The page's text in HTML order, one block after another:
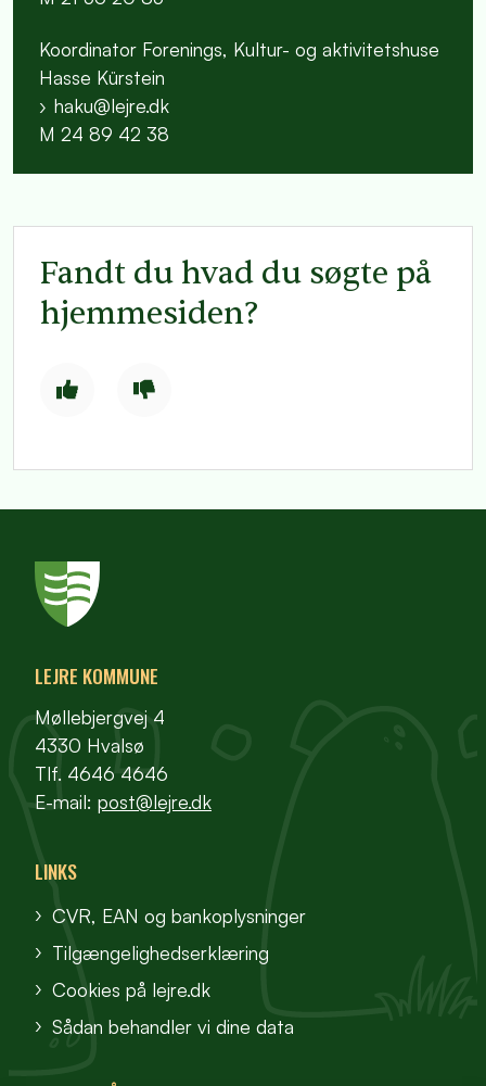
Koordinator Forenings, Kultur- og aktivitetshuse
Hasse Kürstein
haku@lejre.dk
M 24 89 42 38
Fandt du hvad du søgte på
hjemmesiden?
LEJRE KOMMUNE
Møllebjergvej 4
4330 Hvalsø
Tlf. 4646 4646
E-mail: post@lejre.dk
LINKS
CVR, EAN og bankoplysninger
Tilgængelighedserklæring
Cookies på lejre.dk
Sådan behandler vi dine data